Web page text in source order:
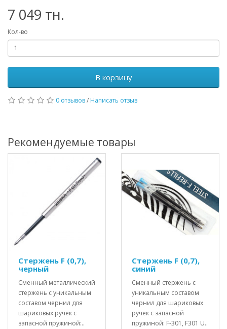
7 049 тн.
Кол-во
В корзину
0 отзывов/ Написать отзыв
Рекомендуемые товары
Стержень F (0,7),
черный
Сменный металлический
стержень с уникальным
составом чернил для
шариковых ручек с
запасной пружиной:..
Стержень F (0,7),
синий
Сменный стержень с
уникальным составом
чернил для шариковых
ручек с запасной
пружиной: F-301, F301 U..